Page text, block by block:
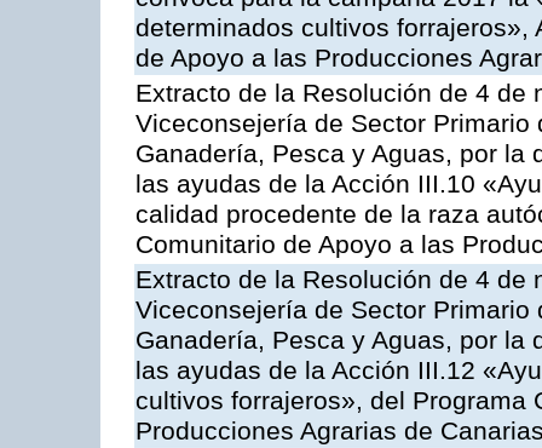
determinados cultivos forrajeros»,
de Apoyo a las Producciones
Extracto de la Resolución de 4 de
Viceconsejería de Sector
Ganadería, Pesca y Aguas, por la
las ayudas de la Acción III.10
calidad procedente de la raza
Comunitario de Apoyo a las
Extracto de la Resolución de 4 de
Viceconsejería de Sector
Ganadería, Pesca y Aguas, por la
las ayudas de la Acción III.12
cultivos forrajeros», del Programa
Producciones Agrarias de